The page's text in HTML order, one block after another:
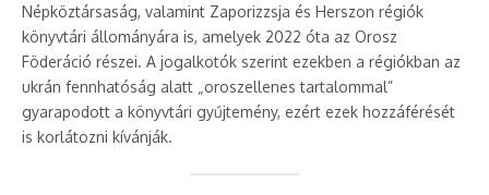
Népköztársaság, valamint Zaporizzsja és Herszon régiók
könyvtári állományára is, amelyek 2022 óta az Orosz
Föderáció részei. A jogalkotók szerint ezekben a régiókban az
ukrán fennhatóság alatt „oroszellenes tartalommal”
gyarapodott a könyvtári gyűjtemény, ezért ezek hozzáférését
is korlátozni kívánják.